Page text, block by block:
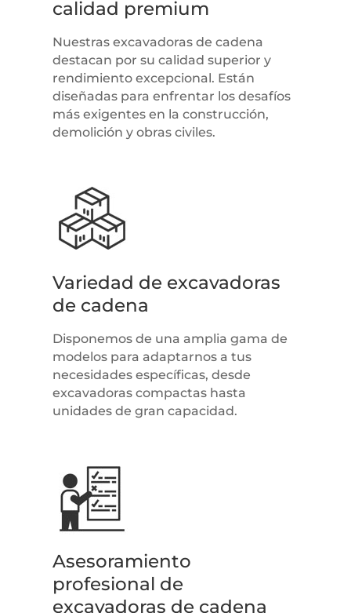
calidad premium
Nuestras excavadoras de cadena
destacan por su calidad superior y
rendimiento excepcional. Están
diseñadas para enfrentar los desafíos
más exigentes en la construcción,
demolición y obras civiles.
Variedad de excavadoras
de cadena
Disponemos de una amplia gama de
modelos para adaptarnos a tus
necesidades específicas, desde
excavadoras compactas hasta
unidades de gran capacidad.
Asesoramiento
profesional de
excavadoras de cadena